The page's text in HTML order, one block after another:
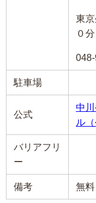
東
０分
048-
駐車場
公式
中
ル
バリアフリ
ー
備考 無料